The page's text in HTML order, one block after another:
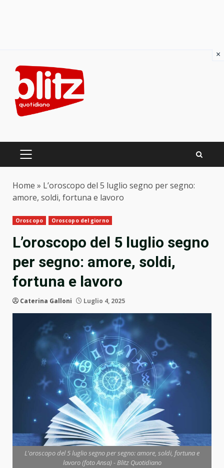
content
PRIMARY
Home » L’oroscopo del 5 luglio segno per segno:
amore, soldi, fortuna e lavoro
Oroscopo Oroscopo del giorno
L’oroscopo del 5 luglio segno
per segno: amore, soldi,
fortuna e lavoro
Caterina Galloni Luglio 4, 2025
L'oroscopo del 5 luglio segno per segno: amore, soldi, fortuna e
lavoro (foto Ansa) - Blitz Quotidiano
×